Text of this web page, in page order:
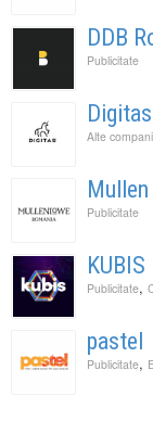
DDB
Publicitate
Digitas
Alte
Publicitate
KUBIS
Publicitate,
pastel
Publicitate,